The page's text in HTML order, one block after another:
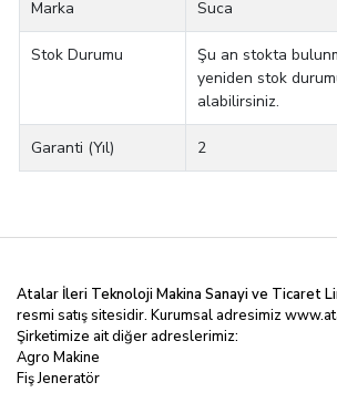
Marka Suca
Stok Durumu
Şu an stokta
yeniden stok
alabilirsiniz.
Garanti (Yıl) 2
Atalar İleri Teknoloji Makina Sanayi ve Ticaret
resmi satış sitesidir. Kurumsal adresimiz
Şirketimize ait diğer adreslerimiz:
Agro Makine
Fiş Jeneratör